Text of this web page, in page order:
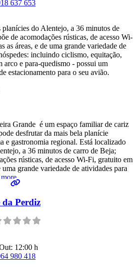
637 653
planícies do Alentejo, a 36 minutos de
de acomodações rústicas, de acesso Wi-
as áreas, e de uma grande variedade de
incluindo ciclismo, equitação,
arco e para-quedismo - possui um
estacionamento para o seu avião.
Grande é um espaço familiar de cariz
desfrutar da mais bela planície
e gastronomia regional. Está localizado
a 36 minutos de carro de Beja;
rústicas, de acesso Wi-Fi, gratuito em
uma grande variedade de atividades para
da Perdiz
12:00 h
980 418